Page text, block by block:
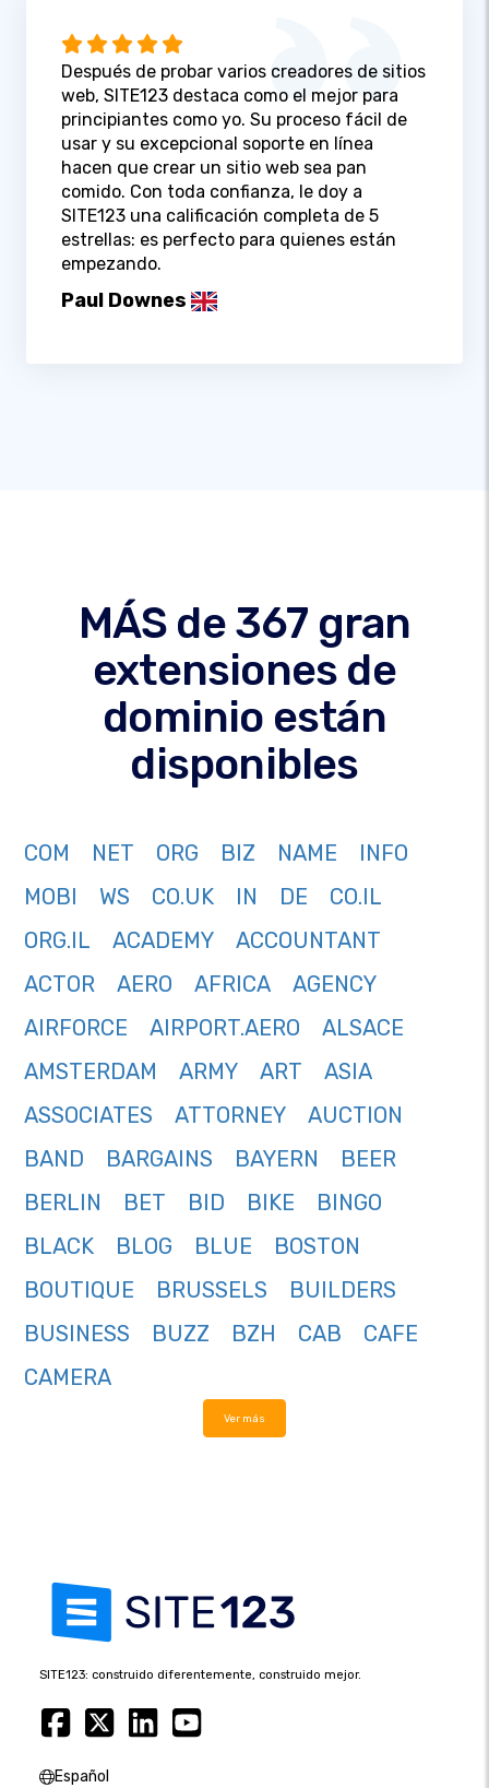
Después de probar varios creadores de sitios
web, SITE123 destaca como el mejor para
principiantes como yo. Su proceso fácil de
usar y su excepcional soporte en línea
hacen que crear un sitio web sea pan
comido. Con toda confianza, le doy a
SITE123 una calificación completa de 5
estrellas: es perfecto para quienes están
empezando.
Paul Downes
MÁS de 367 gran
extensiones de
dominio están
disponibles
COM NET ORG BIZ NAME
INFO
MOBI
WS CO.UK IN DE
CO.IL
ORG.IL
ACADEMY
ACCOUNTANT
ACTOR
AERO AFRICA
AGENCY
AIRFORCE
AIRPORT.AERO
ALSACE
AMSTERDAM
ARMY ART
ASIA
ASSOCIATES
ATTORNEY
AUCTION
BAND
BARGAINS BAYERN
BEER
BERLIN
BET BID BIKE
BINGO
BLACK
BLOG BLUE
BOSTON
BOUTIQUE
BRUSSELS
BUILDERS
BUSINESS
BUZZ BZH CAB
CAFE
CAMERA
Ver más
SITE123: construido diferentemente, construido mejor.
Español